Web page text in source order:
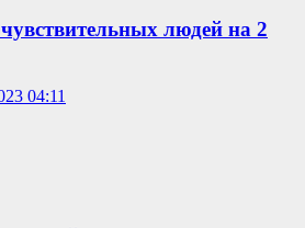
людей на 2
04:11